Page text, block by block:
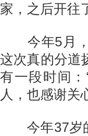
家，之后开往
今年5月，
这次真的分道
有一段时间
人，也感谢关
今年37岁的